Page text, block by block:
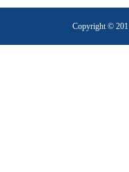
Copyright ©